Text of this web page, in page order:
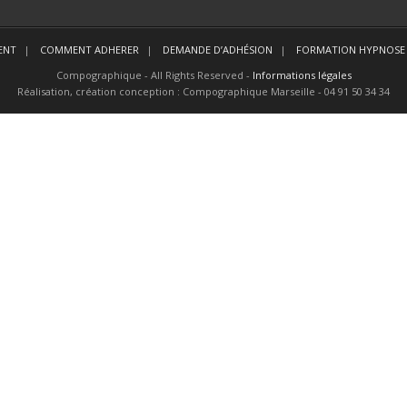
COMMENT ADHERER DEMANDE D’ADHÉSION FORMATION HYPNOSE
Compographique - All Rights Reserved - Informations légales
Réalisation, création conception : Compographique Marseille - 04 91 50 34 34